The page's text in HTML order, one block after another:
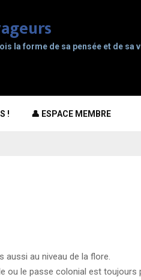
la forme de sa pensée et de sa
! 👤 ESPACE MEMBRE
aussi au niveau de la flore.
ou le passe colonial est